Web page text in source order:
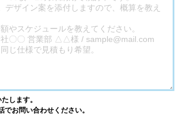
します。
お問い合わせください。